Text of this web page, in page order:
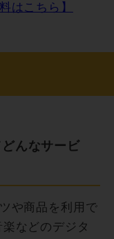
はこちら】
んなサービ
や商品を利用で
などのデジタ